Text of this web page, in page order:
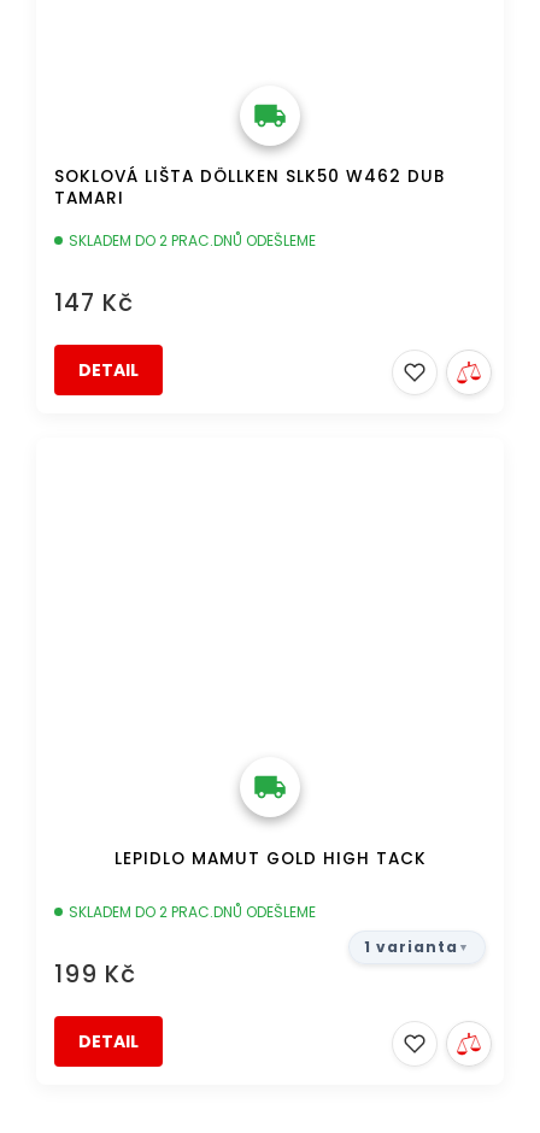
SOKLOVÁ LIŠTA DÖLLKEN SLK50 W462 DUB
TAMARI
SKLADEM DO 2 PRAC.DNŮ ODEŠLEME
147 Kč
DETAIL
LEPIDLO MAMUT GOLD HIGH TACK
SKLADEM DO 2 PRAC.DNŮ ODEŠLEME
199 Kč
DETAIL
1 varianta